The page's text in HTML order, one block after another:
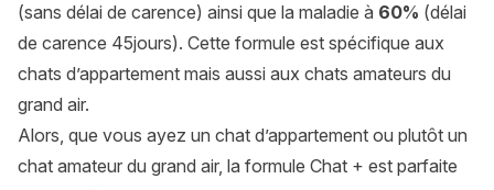
(sans délai de carence) ainsi que la maladie à 60% (délai
de carence 45jours). Cette formule est spécifique aux
chats d’appartement mais aussi aux chats amateurs du
grand air.
Alors, que vous ayez un chat d’appartement ou plutôt un
chat amateur du grand air, la formule Chat + est parfaite